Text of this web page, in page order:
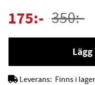
350:-
175:-
Leverans: Finns i lager